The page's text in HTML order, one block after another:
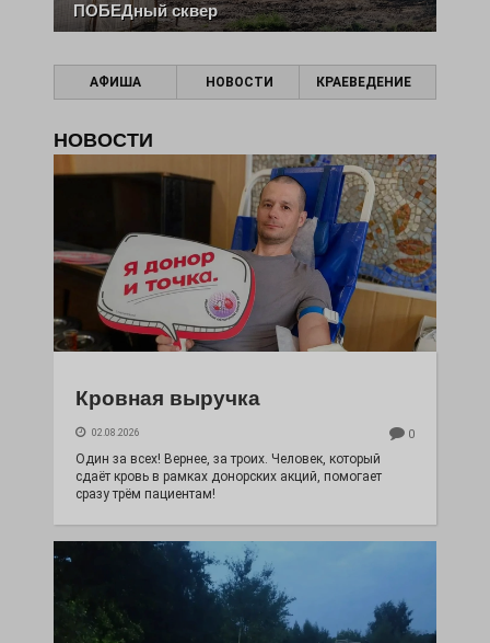
ПОБЕДный сквер
АФИША НОВОСТИ КРАЕВЕДЕНИЕ
НОВОСТИ
Кровная выручка
02.08.2026 0
Один за всех! Вернее, за троих. Человек, который
сдаёт кровь в рамках донорских акций, помогает
сразу трём пациентам!